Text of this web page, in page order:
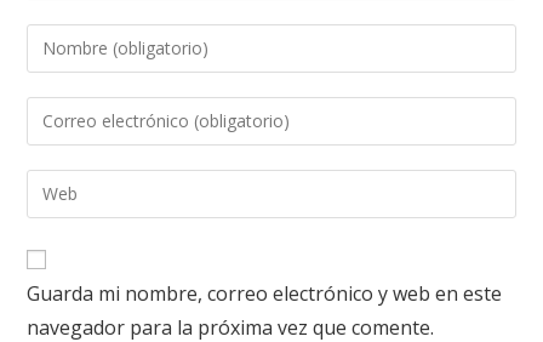
Guarda mi nombre, correo electrónico y web en este
navegador para la próxima vez que comente.